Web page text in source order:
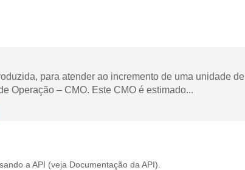
para atender ao incremento de uma unidade de
Operação – CMO. Este CMO é estimado...
a API (veja Documentação da API ).